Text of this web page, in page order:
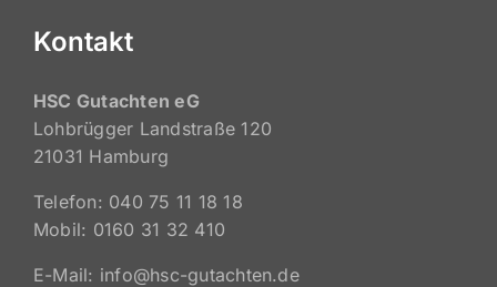
Kontakt
HSC Gutachten eG
Lohbrügger Landstraße 120
21031 Hamburg
Telefon: 040 75 11 18 18
Mobil: 0160 31 32 410
E-Mail: info@hsc-gutachten.de